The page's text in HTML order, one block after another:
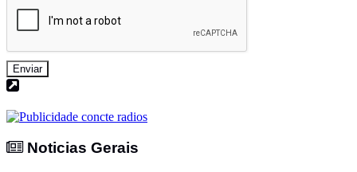
Enviar
Noticias Gerais